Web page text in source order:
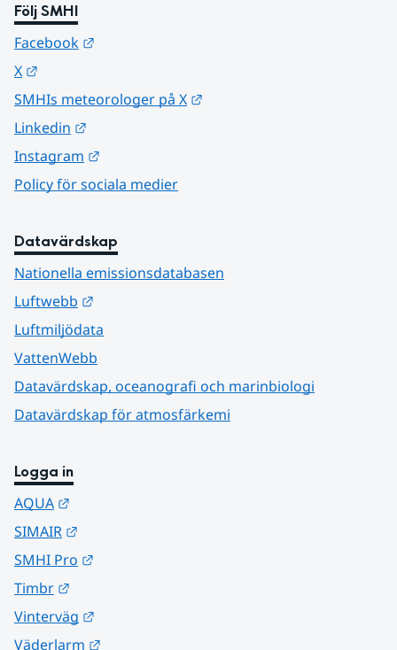
Följ SMHI
Facebook
X
SMHIs meteorologer på X
Linkedin
Instagram
Policy för sociala medier
Datavärdskap
Nationella emissionsdatabasen
Luftwebb
Luftmiljödata
VattenWebb
Datavärdskap, oceanografi och marinbiologi
Datavärdskap för atmosfärkemi
Logga in
AQUA
SIMAIR
SMHI Pro
Timbr
Vinterväg
Väderlarm